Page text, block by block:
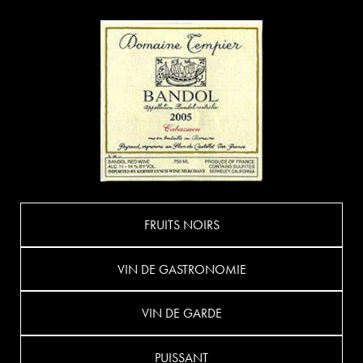
FRUITS NOIRS
VIN DE GASTRONOMIE
VIN DE GARDE
PUISSANT